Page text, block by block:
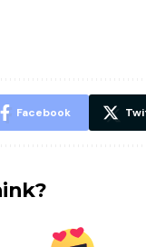
Facebook